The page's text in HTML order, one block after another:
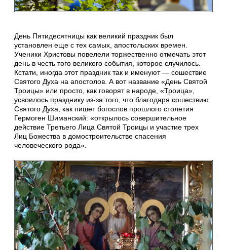
День Пятидесятницы как великий праздник был
установлен еще с тех самых, апостольских времен.
Ученики Христовы повелели торжественно отмечать этот
день в честь того великого события, которое случилось.
Кстати, иногда этот праздник так и именуют — сошествие
Святого Духа на апостолов. А вот название «День Святой
Троицы» или просто, как говорят в народе, «Троица»,
усвоилось празднику из-за того, что благодаря сошествию
Святого Духа, как пишет богослов прошлого столетия
Гермоген Шиманский: «открылось совершительное
действие Третьего Лица Святой Троицы и участие трех
Лиц Божества в домостроительстве спасения
человеческого рода».